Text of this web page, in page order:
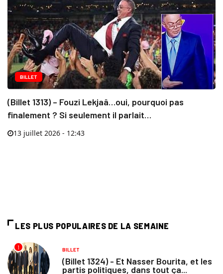
BILLET
(Billet 1313) – Fouzi Lekjaâ…oui, pourquoi pas
finalement ? Si seulement il parlait…
13 juillet 2026 - 12:43
LES PLUS POPULAIRES DE LA SEMAINE
1 BILLET
(Billet 1324) - Et Nasser Bourita, et les
partis politiques, dans tout ça...